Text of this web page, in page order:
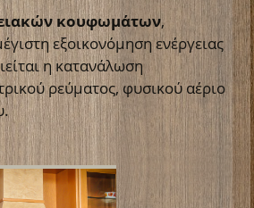
κουφωμάτων,
εξοικονόμηση ενέργειας
η κατανάλωση
ρεύματος, φυσικού αέριο